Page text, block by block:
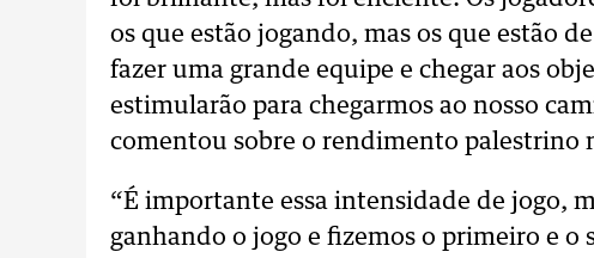
os que estão jogando, mas os que estão
fazer uma grande equipe e chegar aos
estimularão para chegarmos ao nosso
comentou sobre o rendimento palestrino
“É importante essa intensidade de jogo,
ganhando o jogo e fizemos o primeiro e